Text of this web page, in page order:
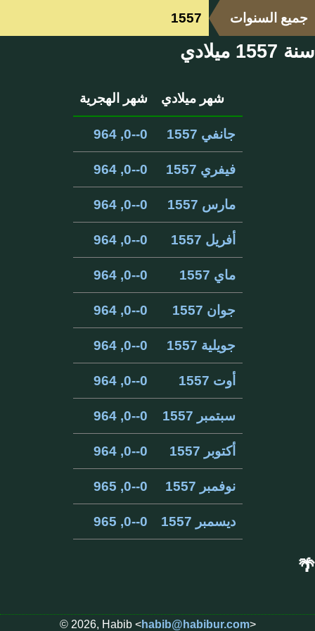
جميع السنوات 1557
سنة 1557 ميلادي
شهر ميلادي شهر الهجرية
جانفي 1557 0--0, 964
فيفري 1557 0--0, 964
مارس 1557 0--0, 964
أفريل 1557 0--0, 964
ماي 1557 0--0, 964
جوان 1557 0--0, 964
جويلية 1557 0--0, 964
أوت 1557 0--0, 964
سبتمبر 1557 0--0, 964
أكتوبر 1557 0--0, 964
نوفمبر 1557 0--0, 965
ديسمبر 1557 0--0, 965
🌴
© 2026, Habib <habib@habibur.com>